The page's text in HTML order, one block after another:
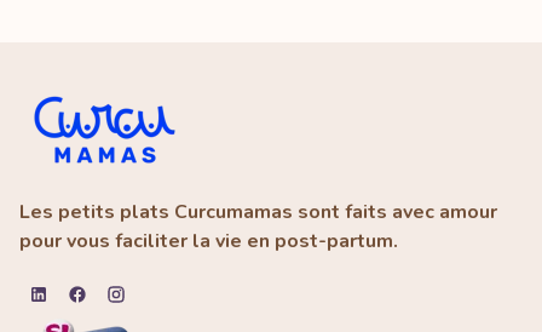
Les petits plats Curcumamas sont faits avec amour
pour vous faciliter la vie en post-partum.